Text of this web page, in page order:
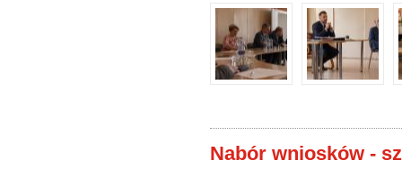
Nabór wniosków -